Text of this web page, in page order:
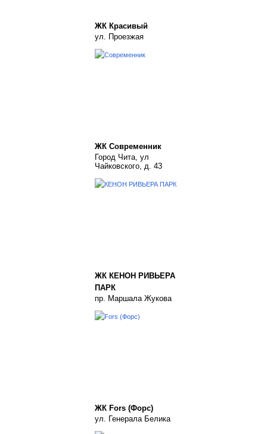
ЖК Красивый
ул. Проезжая
ЖК Современник
Город Чита, ул
Чайковского, д. 43
ЖК КЕНОН РИВЬЕРА
ПАРК
пр. Маршала Жукова
ЖК Fors (Форс)
ул. Генерала Белика